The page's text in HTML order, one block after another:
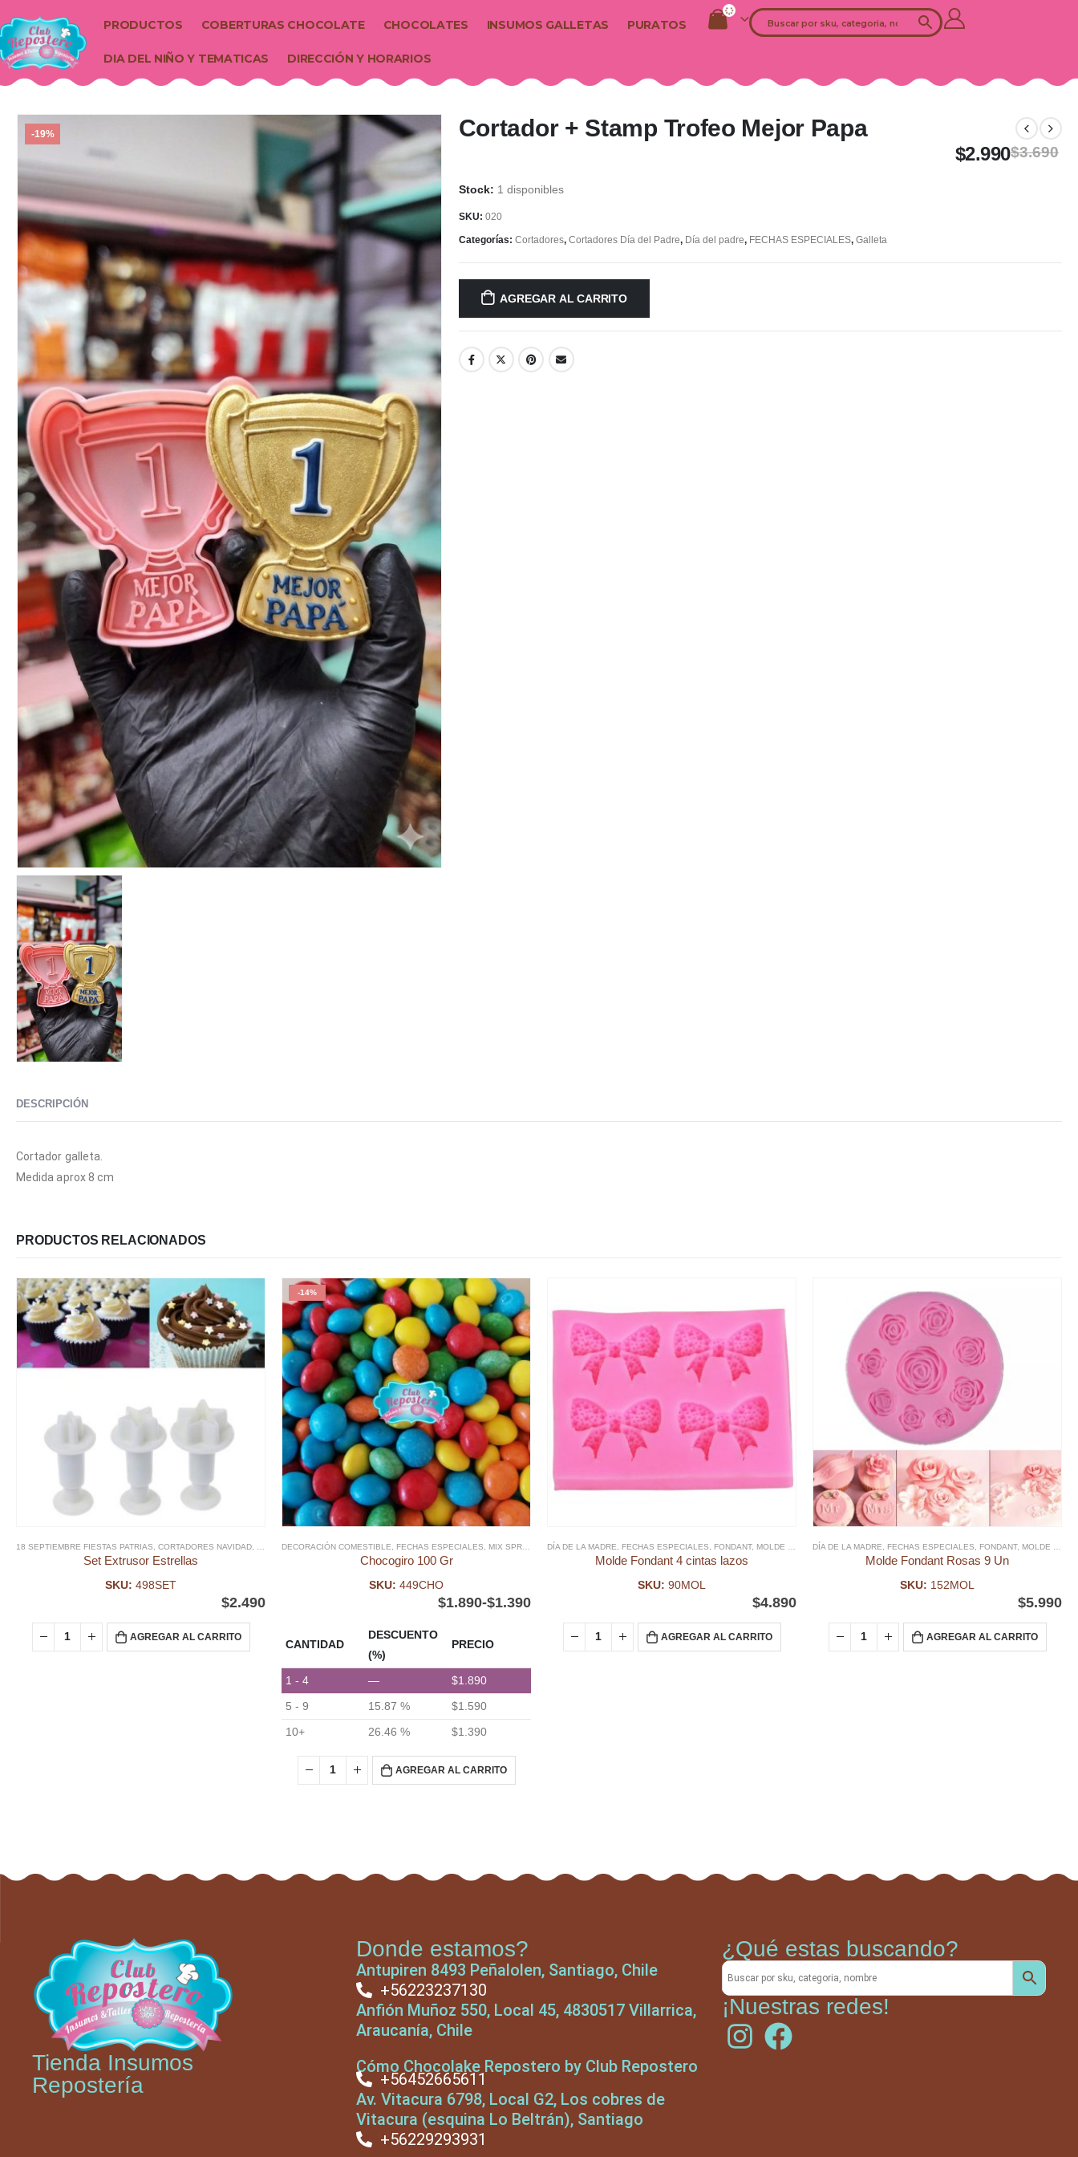
PRODUCTOS COBERTURAS CHOCOLATE CHOCOLATES INSUMOS GALLETAS PURATOS
DIA DEL NIÑO Y TEMATICAS DIRECCIÓN Y HORARIOS
-19% Cortador + Stamp Trofeo Mejor Papa
$3.690
$2.990
1 disponibles
SKU: 020
Categorías: Cortadores, Cortadores Día del Padre, Día del padre, FECHAS ESPECIALES, Galleta
AGREGAR AL CARRITO
DESCRIPCIÓN
Cortador galleta.
Medida aprox 8 cm
PRODUCTOS RELACIONADOS
18 SEPTIEMBRE FIESTAS PATRIAS, CORTADORES NAVIDAD, EXTRUSOR FONDANT,FECHAS ESPECIALES,FONDANT,NAVIDAD,RELIGIOSOS
Set Extrusor Estrellas
SKU: 498SET
$2.490
AGREGAR AL CARRITO
-14%
DECORACIÓN COMESTIBLE, FECHAS ESPECIALES, MIX SPRINKLES ,NAVIDAD,PASCUA RESURRECIÓN,SPRINKLES & MOSTACILLAS ,SPRINKLES FIGURAS,SPRINKLES Y DECO NAVIDAD ,SPRINKLES
Chocogiro 100 Gr
SKU: 449CHO
$1.390
-
$1.890
CANTIDAD
DESCUENTO
(%)
PRECIO
1 - 4 — $1.890
5 - 9
15.87 % $1.590
10+
26.46 % $1.390
AGREGAR AL CARRITO
DÍA DE LA MADRE, FECHAS ESPECIALES, FONDANT, MOLDE FONDANT ,MOLDES SILICONA, ACRILICO Y PLÁSTICO DIA DE LA MADRE
Molde Fondant 4 cintas lazos
SKU: 90MOL
$4.890
AGREGAR AL CARRITO
DÍA DE LA MADRE, FECHAS ESPECIALES, FONDANT, MOLDE FONDANT
Molde Fondant Rosas 9 Un
SKU: 152MOL
$5.990
AGREGAR AL CARRITO
Tienda Insumos
Repostería
Donde estamos?
Antupiren 8493 Peñalolen, Santiago, Chile
+56223237130
Anfión Muñoz 550, Local 45, 4830517 Villarrica,
Araucanía, Chile
Cómo Chocolake Repostero by Club Repostero
+56452665611
Av. Vitacura 6798, Local G2, Los cobres de
Vitacura (esquina Lo Beltrán), Santiago
+56229293931
¿Qué estas buscando?
¡Nuestras redes!